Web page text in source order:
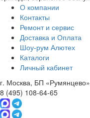
О компании
Контакты
Ремонт и сервис
Доставка и Оплата
Шоу-рум Алютех
Каталоги
Личный кабинет
г. Москва, БП
8 (495) 108-64-65